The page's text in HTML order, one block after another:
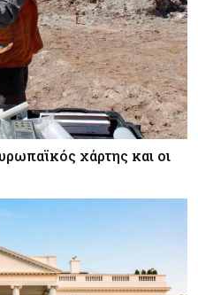
χάρτης και οι